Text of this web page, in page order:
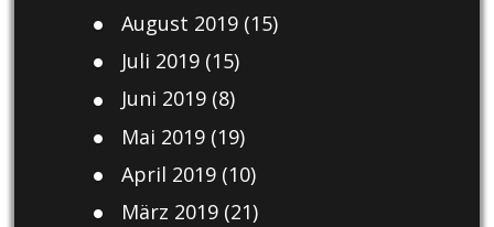
August 2019(15)
Juli 2019(15)
Juni 2019(8)
Mai 2019(19)
April 2019(10)
März 2019(21)